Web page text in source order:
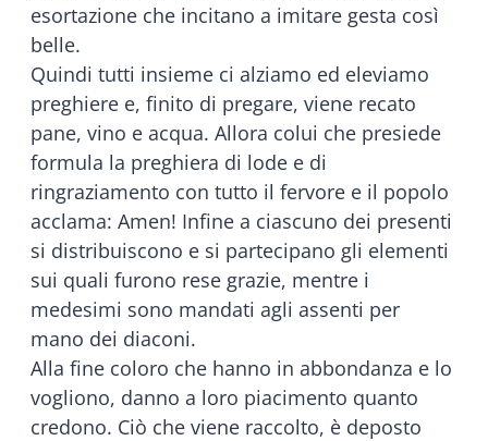
esortazione che incitano a imitare gesta così
belle.
Quindi tutti insieme ci alziamo ed eleviamo
preghiere e, finito di pregare, viene recato
pane, vino e acqua. Allora colui che presiede
formula la preghiera di lode e di
ringraziamento con tutto il fervore e il popolo
acclama: Amen! Infine a ciascuno dei presenti
si distribuiscono e si partecipano gli elementi
sui quali furono rese grazie, mentre i
medesimi sono mandati agli assenti per
mano dei diaconi.
Alla fine coloro che hanno in abbondanza e lo
vogliono, danno a loro piacimento quanto
credono. Ciò che viene raccolto, è deposto